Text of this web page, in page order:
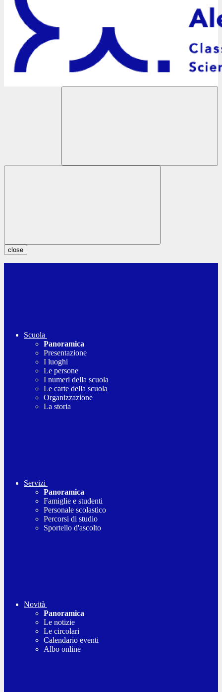
close
Scuola
Panoramica
Presentazione
I luoghi
Le persone
I numeri della scuola
Le carte della scuola
Organizzazione
La storia
Servizi
Panoramica
Famiglie e studenti
Personale scolastico
Percorsi di studio
Sportello d'ascolto
Novità
Panoramica
Le notizie
Le circolari
Calendario eventi
Albo online